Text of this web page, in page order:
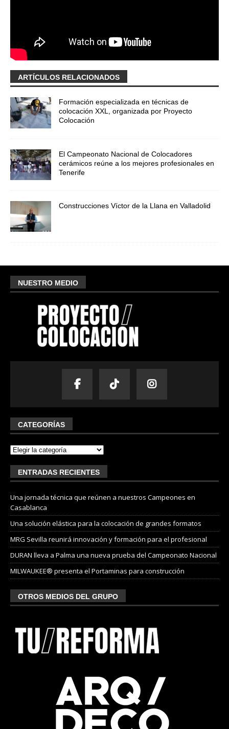
ARTÍCULOS RELACIONADOS
Formación especializada en técnicas de
colocación XXL, organizada por Proyecto
Colocación
El Campeonato Nacional de Colocadores
cerámicos reúne a los mejores profesionales en
Tenerife
Construcciones Víctor de la Llana en Valladolid
NUESTRO MEDIO
CATEGORÍAS
ENTRADAS RECIENTES
Una jornada técnica que reúnen a nuestros Campeones en
Casablanca
Una solución elástica para la colocación de grandes formatos
MRG Sevilla reunirá innovación y formación para el profesional
DURAN lleva a Palma una nueva prueba del Campeonato Nacional
MILWAUKEE® presenta el Portaminas para construcción
OTROS MEDIOS DEL GRUPO